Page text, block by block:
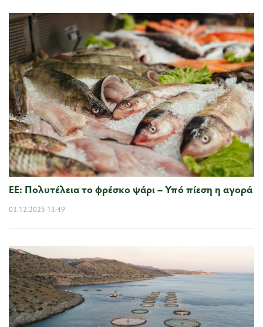
ΕΕ: Πολυτέλεια το φρέσκο ψάρι – Υπό πίεση η αγορά
03.12.2025 13:49